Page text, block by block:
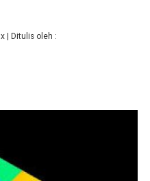
x| Ditulis oleh :